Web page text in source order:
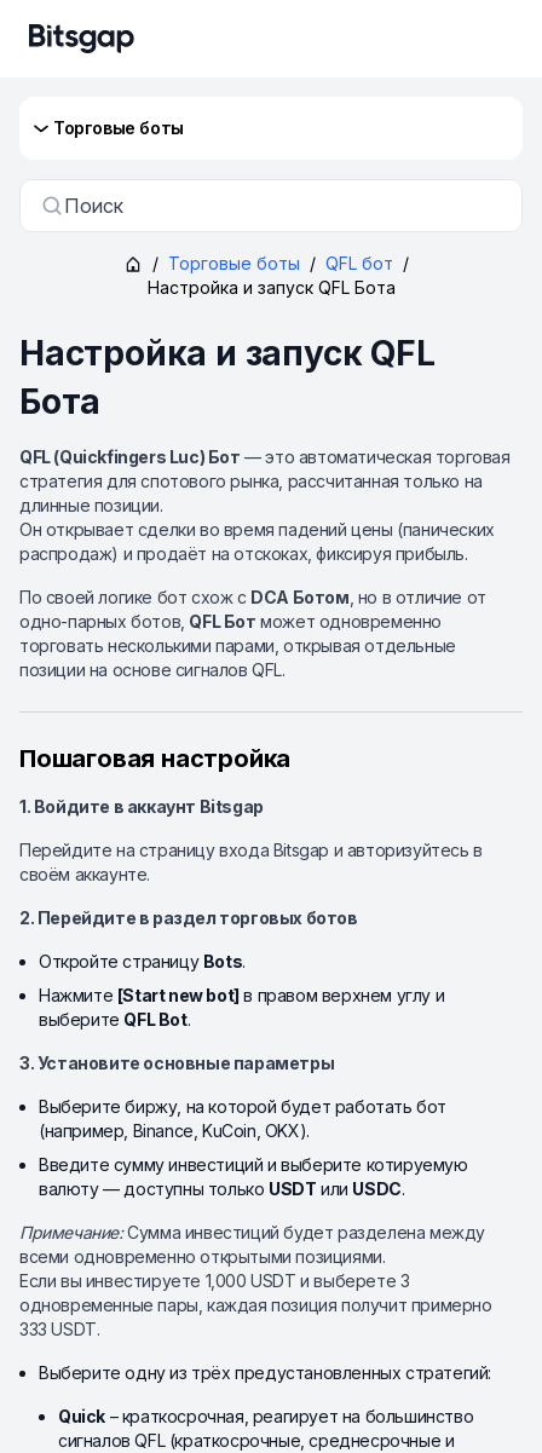
Торговые боты
Поиск
/ Торговые боты / QFL бот /
Настройка и запуск QFL Бота
Настройка и запуск QFL
Бота
QFL (Quickfingers Luc) Бот — это автоматическая торговая
стратегия для спотового рынка, рассчитанная только на
длинные позиции.
Он открывает сделки во время падений цены (панических
распродаж) и продаёт на отскоках, фиксируя прибыль.
По своей логике бот схож с DCA Ботом , но в отличие от
одно-парных ботов, QFL Бот может одновременно
торговать несколькими парами, открывая отдельные
позиции на основе сигналов QFL.
Пошаговая настройка
1. Войдите в аккаунт Bitsgap
Перейдите на страницу входа Bitsgap и авторизуйтесь в
своём аккаунте.
2. Перейдите в раздел торговых ботов
Откройте страницу Bots.
Нажмите [Start new bot] в правом верхнем углу и
выберите QFL Bot.
3. Установите основные параметры
Выберите биржу, на которой будет работать бот
(например, Binance, KuCoin, OKX).
Введите сумму инвестиций и выберите котируемую
валюту — доступны только USDT или USDC.
Примечание:Сумма инвестиций будет разделена между
всеми одновременно открытыми позициями.
Если вы инвестируете 1,000 USDT и выберете 3
одновременные пары, каждая позиция получит примерно
333 USDT.
Выберите одну из трёх предустановленных стратегий:
Quick – краткосрочная, реагирует на большинство
сигналов QFL (краткосрочные, среднесрочные и